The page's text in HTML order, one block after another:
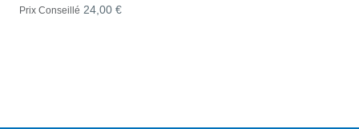
Prix Conseillé 24,00 €